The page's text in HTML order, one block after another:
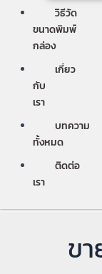
วิธีวัด
ขนาดพิมพ์
กล่อง
เกี่ยว
กับ
เรา
บทความ
ทั้งหมด
ติดต่อ
เรา
ข